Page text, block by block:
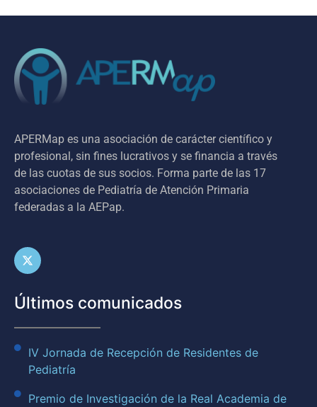
APERMap es una asociación de carácter científico y
profesional, sin fines lucrativos y se financia a través
de las cuotas de sus socios. Forma parte de las 17
asociaciones de Pediatría de Atención Primaria
federadas a la AEPap.
Últimos comunicados
IV Jornada de Recepción de Residentes de
Pediatría
Premio de Investigación de la Real Academia de